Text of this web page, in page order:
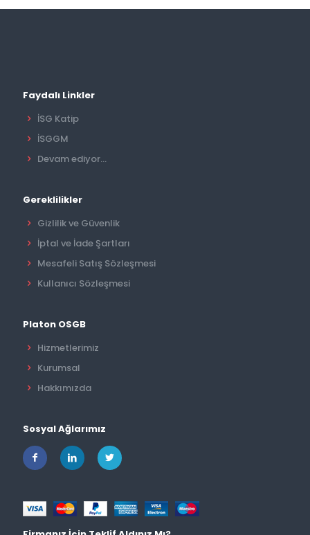
Faydalı Linkler
İSG Katip
İSGGM
Devam ediyor...
Gereklilikler
Gizlilik ve Güvenlik
İptal ve İade Şartları
Mesafeli Satış Sözleşmesi
Kullanıcı Sözleşmesi
Platon OSGB
Hizmetlerimiz
Kurumsal
Hakkımızda
Sosyal Ağlarımız